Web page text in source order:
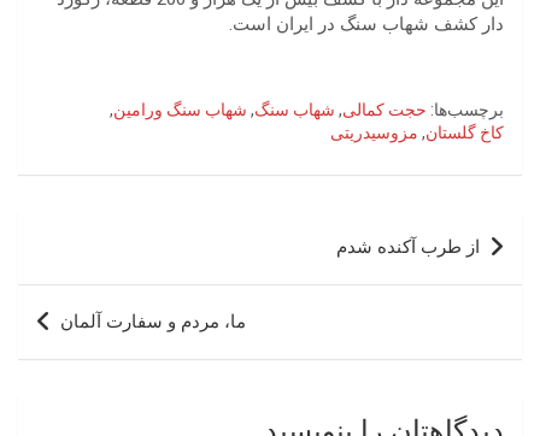
دار کشف شهاب سنگ در ایران است.
برچسب‌ها: حجت کمالی, شهاب سنگ, شهاب سنگ ورامین,
کاخ گلستان, مزوسیدریتی
راهبری
نوشته
از طرب آکنده شدم
ما، مردم و سفارت آلمان